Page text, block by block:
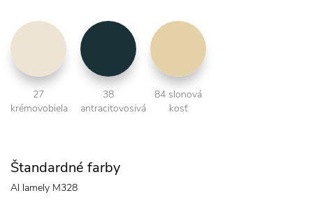
27
krémovobiela
38
antracitovosivá
84 slonová
kosť
Štandardné farby
Al lamely M328